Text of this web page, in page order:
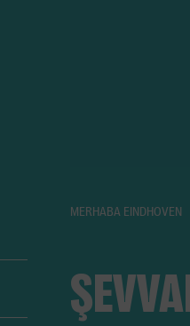
MERHABA EINDHOVEN